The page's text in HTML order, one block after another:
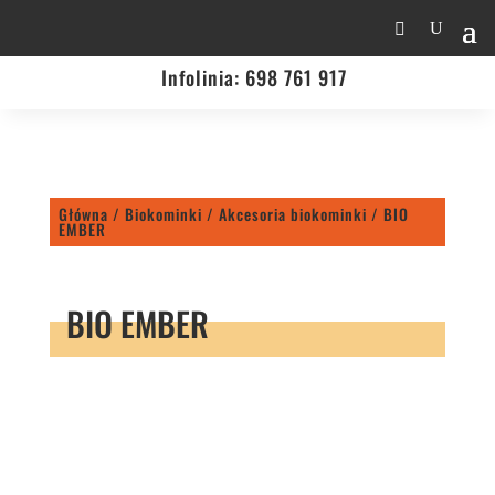
Infolinia: 698 761 917
Główna / Biokominki / Akcesoria biokominki / BIO
EMBER
BIO EMBER